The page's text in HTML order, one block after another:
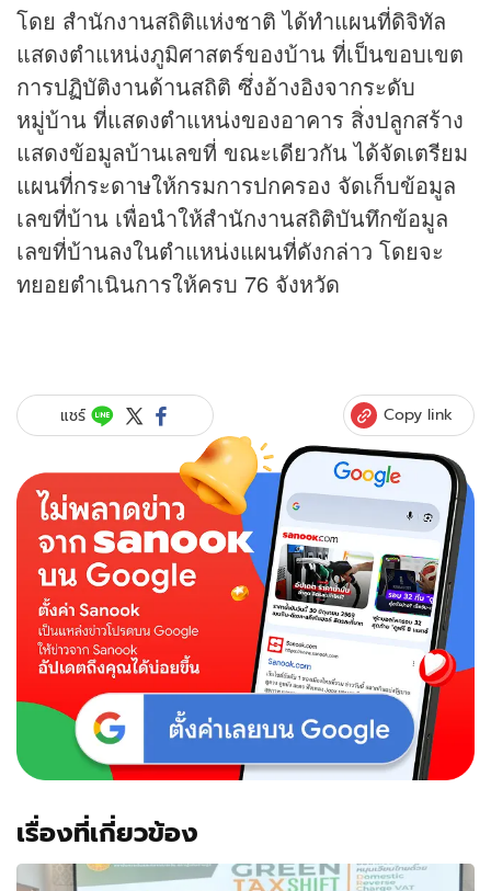
โดย สำนักงานสถิติแห่งชาติ ได้ทำแผนที่ดิจิทัล
แสดงตำแหน่งภูมิศาสตร์ของบ้าน ที่เป็นขอบเขต
การปฏิบัติงานด้านสถิติ ซึ่งอ้างอิงจากระดับ
หมู่บ้าน ที่แสดงตำแหน่งของอาคาร สิ่งปลูกสร้าง
แสดงข้อมูลบ้านเลขที่ ขณะเดียวกัน ได้จัดเตรียม
แผนที่กระดาษให้กรมการปกครอง จัดเก็บข้อมูล
เลขที่บ้าน เพื่อนำให้สำนักงานสถิติบันทึกข้อมูล
เลขที่บ้านลงในตำแหน่งแผนที่ดังกล่าว โดยจะ
ทยอยตำเนินการให้ครบ 76 จังหวัด
แชร์ Copy link
เรื่องที่เกี่ยวข้อง